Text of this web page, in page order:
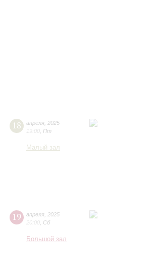
18 апреля 2025
19:00 Пт
Малый зал
19 апреля 2025
20:00 Сб
Большой зал